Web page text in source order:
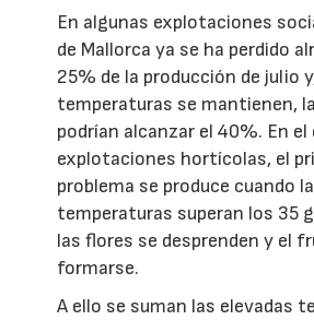
En algunas explotaciones
de Mallorca ya se ha perdido
25% de la producción de julio
temperaturas se mantienen,
podrían alcanzar el 40%. En el
explotaciones hortícolas, el
problema se produce cuando
temperaturas superan los 35
las flores se desprenden y el
formarse.
A ello se suman las elevadas